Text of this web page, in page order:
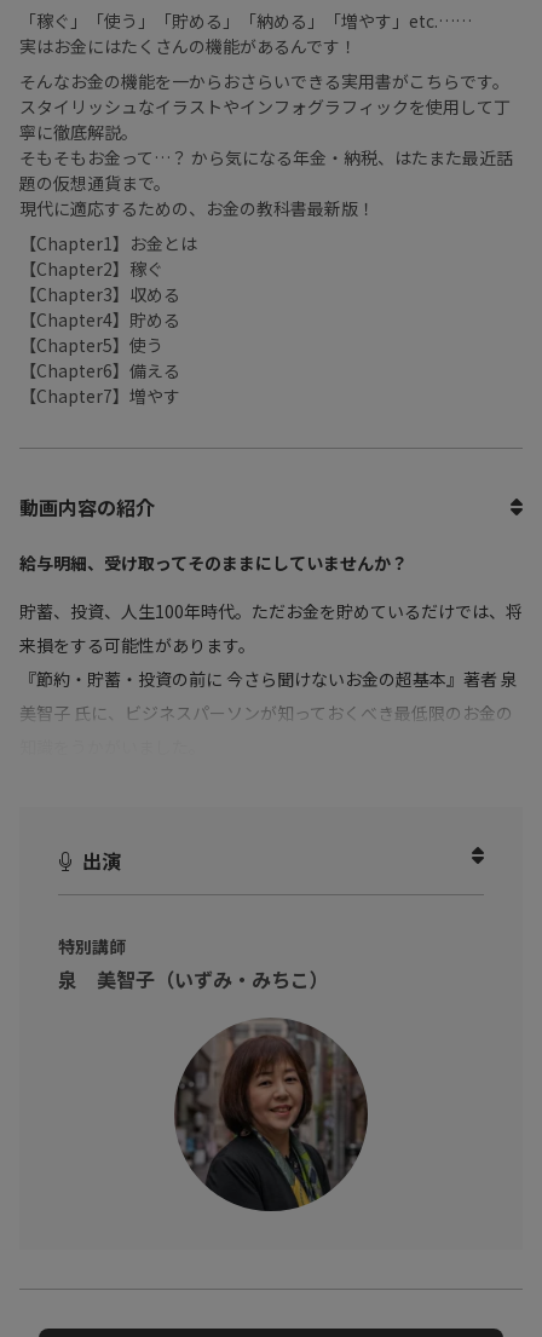
「稼ぐ」「使う」「貯める」「納める」「増やす」etc.……
実はお金にはたくさんの機能があるんです！
そんなお金の機能を一からおさらいできる実用書がこちらです。
スタイリッシュなイラストやインフォグラフィックを使用して丁
寧に徹底解説。
そもそもお金って…？ から気になる年金・納税、はたまた最近話
題の仮想通貨まで。
現代に適応するための、お金の教科書最新版！
【Chapter1】お金とは
【Chapter2】稼ぐ
【Chapter3】収める
【Chapter4】貯める
【Chapter5】使う
【Chapter6】備える
【Chapter7】増やす
動画内容の紹介
給与明細、受け取ってそのままにしていませんか？
貯蓄、投資、人生100年時代。ただお金を貯めているだけでは、将
来損をする可能性があります。
『節約・貯蓄・投資の前に 今さら聞けないお金の超基本』著者 泉
美智子 氏に、ビジネスパーソンが知っておくべき最低限のお金の
出演
特別講師
泉 美智子（いずみ・みちこ）